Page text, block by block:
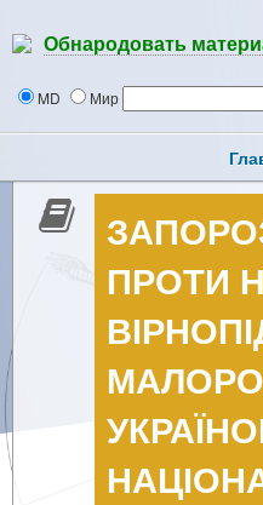
Обнародовать
MD Мир
ПРОТИ